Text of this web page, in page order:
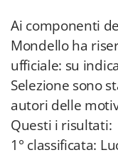
Ai componenti
Mondello ha
ufficiale: su
Selezione sono
autori delle
Questi i risultati:
1° classificata: